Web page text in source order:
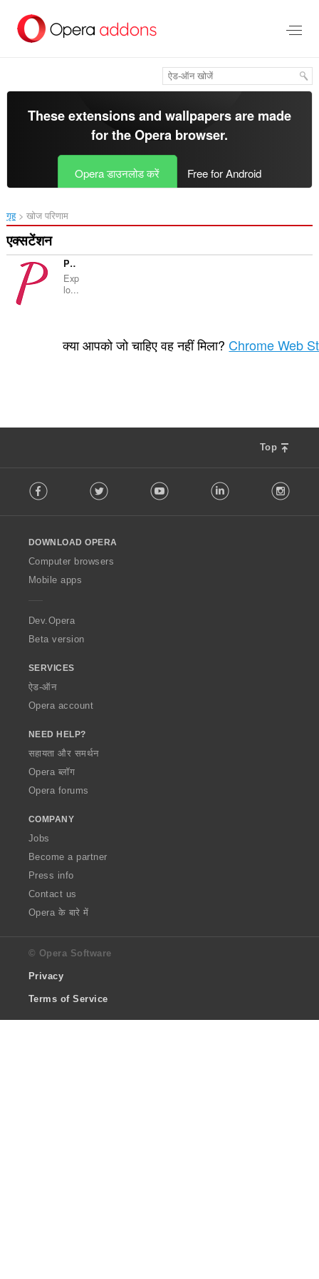
सामग्री
These extensions and wallpapers are made
for theOpera browser.
Opera डाउनलोड करें Free for Android
गृह खोज परिणाम
एक्सटेंशन
Pinky Bio
Exp
lo...
ख्या
क्या आपको जो चाहिए वह नहीं मिला? Chrome Web
Top
o
w
O
p
a
Facebook Twitter Youtube LinkedIn
DOWNLOAD OPERA
Computer browsers
Mobile apps
Dev.Opera
Beta version
SERVICES
ऐड-ऑन
Opera account
NEED HELP?
सहायता और समर्थन
Opera ब्लॉग
Opera forums
COMPANY
Jobs
Become a partner
Press info
Contact us
Opera के बारे में
© Opera Software
Privacy
Terms of Service